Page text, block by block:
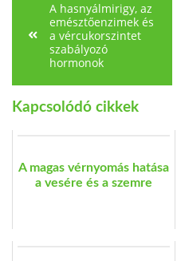
A hasnyálmirigy, az
emésztőenzimek és
a vércukorszintet
szabályozó
hormonok
Kapcsolódó cikkek
A magas vérnyomás hatása
a vesére és a szemre